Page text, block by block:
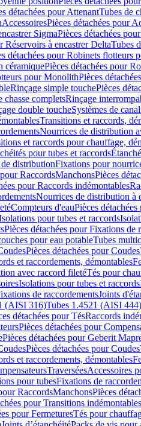
détachées pour AttenantTubes de
AccessoiresPièces détachées pour
SigmaPièces détachées
Réservoirs à encastrer DeltaTubes
détachées pour Robinets flotteurs
céramiquePièces détachées pour
pour MonolithPièces
Rinçage simple touchePièces
chasse completsRinçage
double toucheSystèmes de
Transitions et raccords,
Nourrices de distribution
et raccords pour chauffage,
pour tubes et raccords
distributionFixations pour
RaccordsManchonsPièces
pour Raccords indémontables
Nourrices de distribution à
Compteurs d'eauPièces
pour tubes et raccords
Pièces détachées pour Fixations de
pour eau potableTubes
Pièces détachées pour Coudes
et raccordements, démontables
avec raccord filetéTés pour
Isolations pour tubes et raccords
de raccordementsJoints
(AISI 316)Tubes 1.4521 (AISI 444)
détachées pour TésRaccords
Pièces détachées pour
Pièces détachées pour Geberit
Pièces détachées pour Coudes
et raccordements, démontables
TraverséesAccessoires
pour tubesFixations de
RaccordsManchonsPièces
pour Transitions indémontables
pour FermeturesTés pour